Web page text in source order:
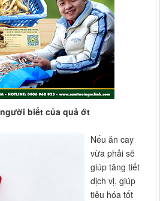
biết của quả ớt
Nếu ăn cay
vừa phải sẽ
giúp tăng tiết
dịch vị, giúp
tiêu hóa tốt